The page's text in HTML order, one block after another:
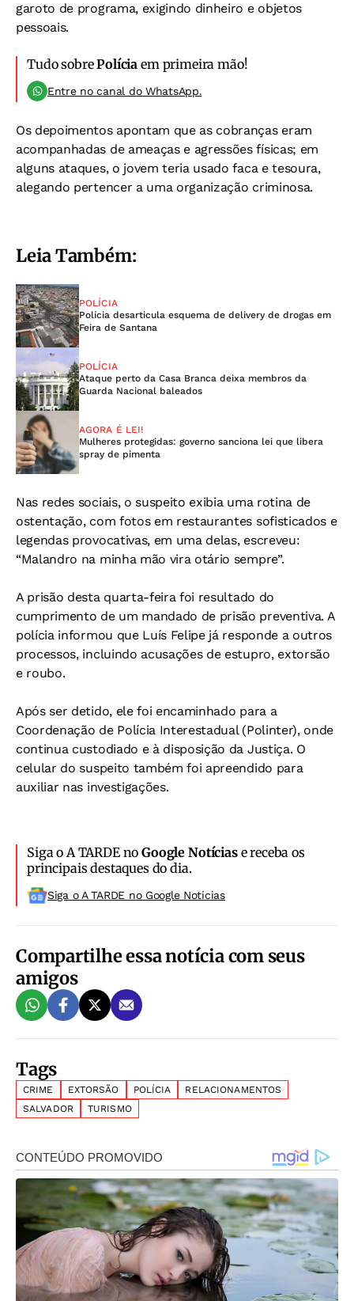
garoto de programa, exigindo dinheiro e objetos
pessoais.
Tudo sobrePolícia em primeira mão!
Entre no canal do WhatsApp.
Os depoimentos apontam que as cobranças eram
acompanhadas de ameaças e agressões físicas; em
alguns ataques, o jovem teria usado faca e tesoura,
alegando pertencer a uma organização criminosa.
Leia Também:
POLÍCIA
Polícia desarticula esquema de delivery de drogas em
Feira de Santana
POLÍCIA
Ataque perto da Casa Branca deixa membros da
Guarda Nacional baleados
AGORA É LEI!
Mulheres protegidas: governo sanciona lei que libera
spray de pimenta
Nas redes sociais, o suspeito exibia uma rotina de
ostentação, com fotos em restaurantes sofisticados e
legendas provocativas, em uma delas, escreveu:
“Malandro na minha mão vira otário sempre”.
A prisão desta quarta-feira foi resultado do
cumprimento de um mandado de prisão preventiva. A
polícia informou que Luís Felipe já responde a outros
processos, incluindo acusações de estupro, extorsão
e roubo.
Após ser detido, ele foi encaminhado para a
Coordenação de Polícia Interestadual (Polinter), onde
continua custodiado e à disposição da Justiça. O
celular do suspeito também foi apreendido para
auxiliar nas investigações.
Siga o A TARDE noGoogle Notíciase receba os
principais destaques do dia.
Siga o A TARDE no Google Noticias
Compartilhe essa notícia com seus
amigos
Tags
CRIME EXTORSÃO POLÍCIA
RELACIONAMENTOS
SALVADOR
TURISMO